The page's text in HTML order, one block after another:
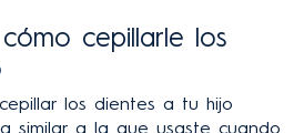
cepillarle los
los dientes a tu hijo
similar a la que usaste cuando